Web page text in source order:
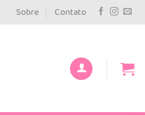
Sobre Contato